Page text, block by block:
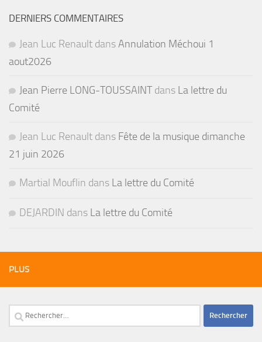
DERNIERS COMMENTAIRES
Jean Luc Renault dansAnnulation Méchoui 1
aout2026
Jean Pierre LONG-TOUSSAINTdans La lettre du
Comité
Jean Luc Renault dans Fête de la musique dimanche
21 juin 2026
Martial Mouflin dans La lettre du Comité
DEJARDIN dans La lettre du Comité
PLUS
Rechercher :